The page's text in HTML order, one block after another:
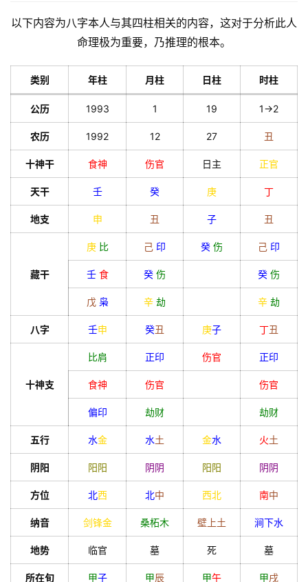
历
占
理
登录 注册
以下内容为八字本人与其四柱相关的内容，这对于分析此人
命理极为重要，乃推理的根本。
类别 年柱 月柱 日柱 时柱
公历 1993 1 19 1->2
农历 1992 12 27 丑
十神干 食神 伤官 日主 正官
天干 壬 癸 庚 丁
地支 申 丑 子 丑
藏干
庚 比 己 印 癸 伤 己 印
壬 食 癸 伤 癸 伤
戊 枭 辛 劫 辛 劫
八字 壬申 癸丑 庚子 丁丑
十神支
比肩 正印 伤官 正印
食神 伤官 伤官
偏印 劫财 劫财
五行 水金 水土 金水 火土
阴阳 阳阳 阴阴 阳阳 阴阴
方位 北西 北中 西北 南中
纳音 剑锋金 桑柘木 壁上土 涧下水
地势 临官 墓 死 墓
所在旬 甲子 甲辰 甲午 甲戌